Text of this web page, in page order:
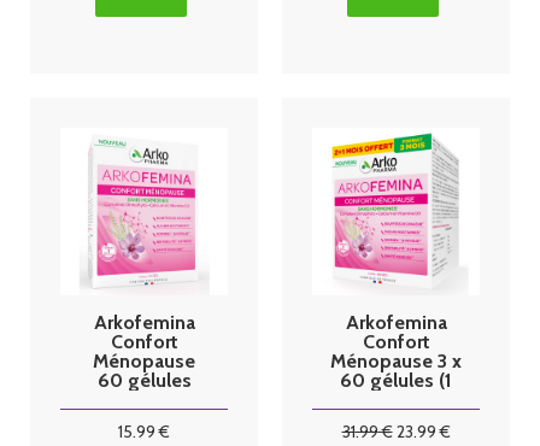
Arkofemina
Confort
Ménopause
60 gélules
15.99 €
Arkofemina
Confort
Ménopause 3 x
60 gélules (1
31.99€23.99€